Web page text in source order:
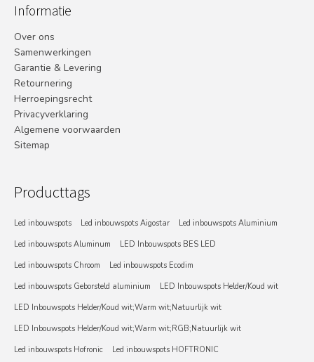
Informatie
Over ons
Samenwerkingen
Garantie & Levering
Retournering
Herroepingsrecht
Privacyverklaring
Algemene voorwaarden
Sitemap
Producttags
Led inbouwspots Led inbouwspots Aigostar
Led inbouwspots Aluminium
Led inbouwspots Aluminum
LED Inbouwspots BES LED
Led inbouwspots Chroom
Led inbouwspots Ecodim
Led inbouwspots Geborsteld aluminium
LED Inbouwspots Helder/Koud wit
LED Inbouwspots Helder/Koud wit;Warm wit;Natuurlijk wit
LED Inbouwspots Helder/Koud wit;Warm wit;RGB;Natuurlijk wit
Led inbouwspots Hofronic
Led inbouwspots HOFTRONIC